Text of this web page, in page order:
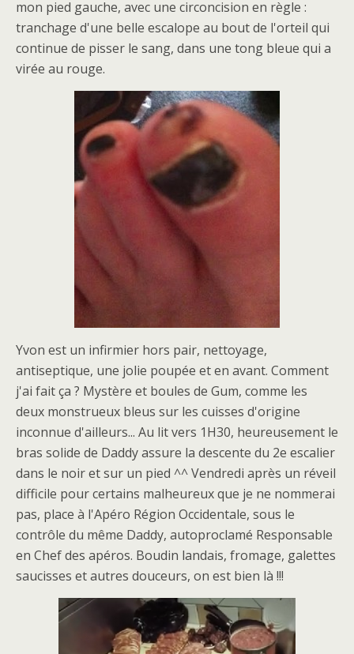
mon pied gauche, avec une circoncision en règle :
tranchage d'une belle escalope au bout de l'orteil qui
continue de pisser le sang, dans une tong bleue qui a
virée au rouge.
Yvon est un infirmier hors pair, nettoyage,
antiseptique, une jolie poupée et en avant. Comment
j'ai fait ça ? Mystère et boules de Gum, comme les
deux monstrueux bleus sur les cuisses d'origine
inconnue d'ailleurs... Au lit vers 1H30, heureusement le
bras solide de Daddy assure la descente du 2e escalier
dans le noir et sur un pied ^^ Vendredi après un réveil
difficile pour certains malheureux que je ne nommerai
pas, place à l'Apéro Région Occidentale, sous le
contrôle du même Daddy, autoproclamé Responsable
en Chef des apéros. Boudin landais, fromage, galettes
saucisses et autres douceurs, on est bien là !!!